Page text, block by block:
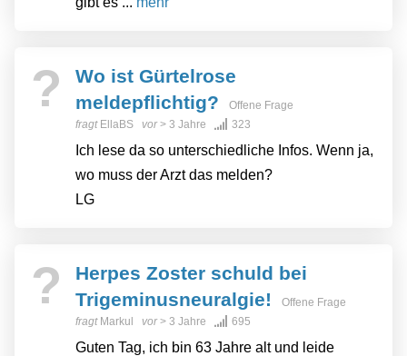
?
Wo ist Gürtelrose
meldepflichtig?
Offene Frage
fragt EllaBS vor> 3 Jahre 323
Ich lese da so unterschiedliche Infos. Wenn ja,
wo muss der Arzt das melden?
LG
?
Herpes Zoster schuld bei
Trigeminusneuralgie!
Offene Frage
fragt Markul vor> 3 Jahre 695
Guten Tag, ich bin 63 Jahre alt und leide